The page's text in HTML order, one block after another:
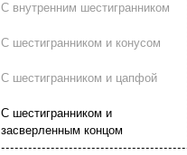
C внутренним шестигранником
C шестигранником и конусом
C шестигранником и цапфой
C шестигранником и
засверленным концом